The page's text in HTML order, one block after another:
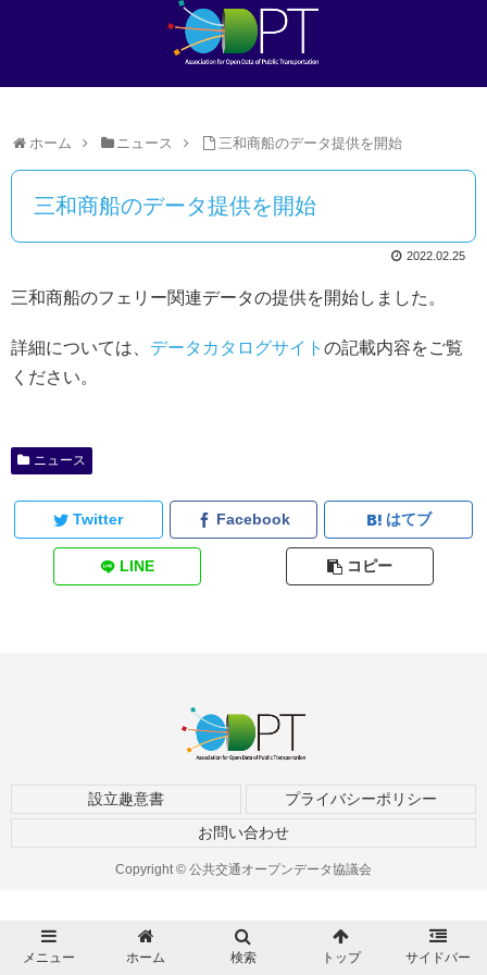
ホーム ニュース 三和商船のデータ提供を開始
三和商船のデータ提供を開始
2022.02.25
三和商船のフェリー関連データの提供を開始しました。
詳細については、 データカタログサイト の記載内容をご覧
ください。
ニュース
Twitter Facebook はてブ
LINE コピー
設立趣意書
プライバシーポリシー
お問い合わせ
Copyright © 公共交通オープンデータ協議会
メニュー ホーム 検索 トップ サイドバー